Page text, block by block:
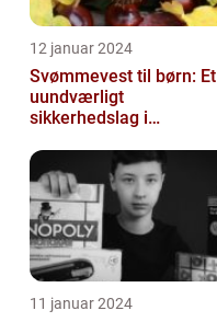
12 januar 2024
Svømmevest til børn: Et
uundværligt
sikkerhedslag i
11 januar 2024